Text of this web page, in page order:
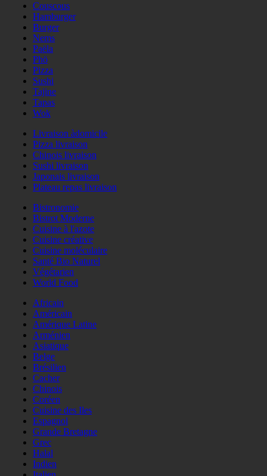
Couscous
Hamburger
Burger
Nems
Paëla
Phö
Pizza
Sushi
Tajine
Tapas
Wok
Livraison àdomicile
Pizza livraison
Chinois livraison
Sushi livraison
Japonais livraison
Plateau repas livraison
Bistronomie
Bistrot Moderne
Cuisine à l'azote
Cuisine créative
Cuisine moléculaire
Santé Bio Naturel
Végétarien
World Food
Africain
Américain
Amérique Latine
Arménien
Asiatique
Belge
Brésilien
Cacher
Chinois
Coréen
Cuisine des Iles
Espagnol
Grande Bretagne
Grec
Halal
Indien